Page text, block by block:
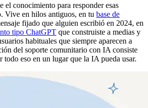
el conocimiento para responder esas
Vive en hilos antiguos, en tu base de
fijado que alguien escribió en 2024, en
tipo ChatGPT que construiste a medias y
habituales que siempre aparecen a
del soporte comunitario con IA consiste
todo eso en un lugar que la IA pueda usar.